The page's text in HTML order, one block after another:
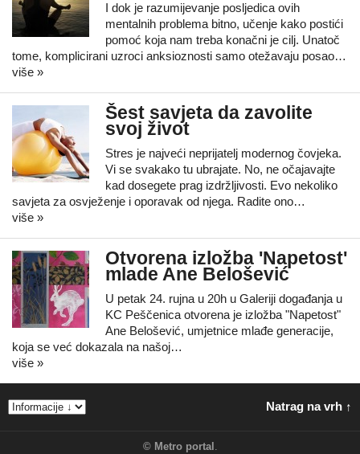
I dok je razumijevanje posljedica ovih
mentalnih problema bitno, učenje kako postići
pomoć koja nam treba konačni je cilj. Unatoč
tome, komplicirani uzroci anksioznosti samo otežavaju posao…
više »
Šest savjeta da zavolite
svoj život
Stres je najveći neprijatelj modernog čovjeka.
Vi se svakako tu ubrajate. No, ne očajavajte
kad dosegete prag izdržljivosti. Evo nekoliko
savjeta za osvježenje i oporavak od njega. Radite ono…
više »
Otvorena izložba 'Napetost'
mlade Ane Belošević
U petak 24. rujna u 20h u Galeriji događanja u
KC Peščenica otvorena je izložba "Napetost"
Ane Belošević, umjetnice mlađe generacije,
koja se već dokazala na našoj…
više »
Natrag na vrh ↑
© Metro portal .